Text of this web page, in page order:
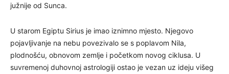
južnije od Sunca.
U starom Egiptu Sirius je imao iznimno mjesto. Njegovo
pojavljivanje na nebu povezivalo se s poplavom Nila,
plodnošću, obnovom zemlje i početkom novog ciklusa. U
suvremenoj duhovnoj astrologiji ostao je vezan uz ideju višeg